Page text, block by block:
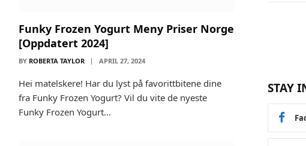
Funky Frozen Yogurt Meny Priser Norge
[Oppdatert 2024]
BY ROBERTA TAYLOR APRIL 27, 2024
Hei matelskere! Har du lyst på favorittbitene dine
fra Funky Frozen Yogurt? Vil du vite de nyeste
Funky Frozen Yogurt…
STAY